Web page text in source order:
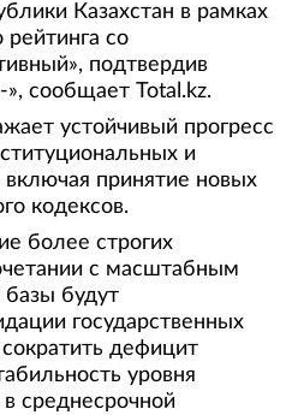
Казахстан в рамках
рейтинга со
подтвердив
», сообщает Total.kz.
устойчивый прогресс
и
принятие новых
кодексов.
более строгих
с масштабным
будут
государственных
дефицит
уровня
в среднесрочной